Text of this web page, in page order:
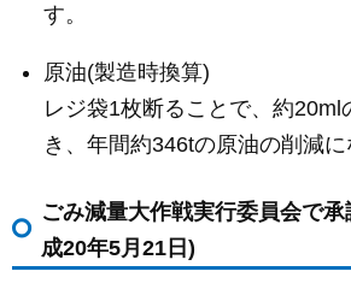
す。
原油(製造時換算)
レジ袋1枚断ることで、約20ml
き、年間約346tの原油の削減に
ごみ減量大作戦実行委員会で
成20年5月21日)